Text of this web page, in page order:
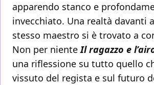
apparendo stanco e
invecchiato. Una realtà davanti
stesso maestro si è trovato a
Non per nienteIl ragazzo e
una riflessione su tutto quello
vissuto del regista e sul futuro